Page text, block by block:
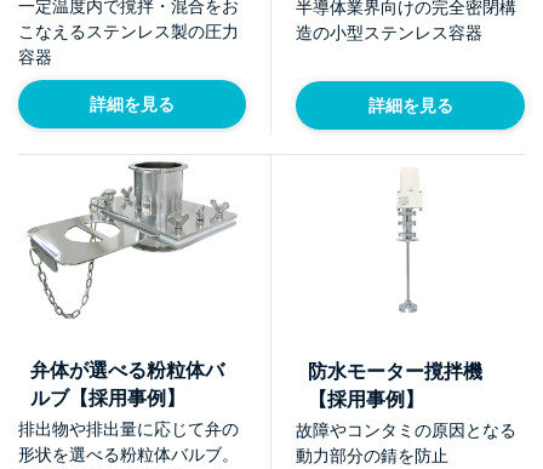
一定温度内で撹拌・混合をお
こなえるステンレス製の圧力
容器
詳細を見る
半導体業界向けの完全密閉構
造の小型ステンレス容器
詳細を見る
弁体が選べる粉粒体バ
ルブ【採用事例】
排出物や排出量に応じて弁の
形状を選べる粉粒体バルブ。
防水モーター撹拌機
【採用事例】
故障やコンタミの原因となる
動力部分の錆を防止